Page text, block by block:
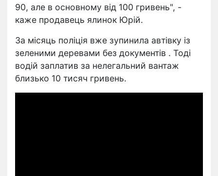
90, але в основному від 100 гривень", -
каже продавець ялинок Юрій.
За місяць поліція вже зупинила автівку із
зеленими деревами без документів . Тоді
водій заплатив за нелегальний вантаж
близько 10 тисяч гривень.